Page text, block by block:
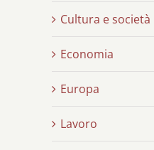
Cultura e società
Economia
Europa
Lavoro